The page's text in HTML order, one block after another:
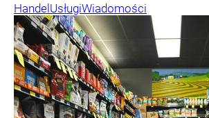
HandelUsługiWiadomości